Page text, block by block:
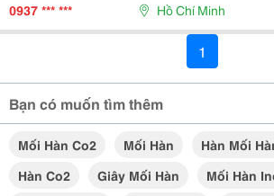
0937 *** *** Hồ Chí Minh
1
Bạn có muốn tìm thêm
Mối Hàn Co2 Mối Hàn Hàn Mối
Hàn Co2
Giây Mối Hàn
Mối Hàn